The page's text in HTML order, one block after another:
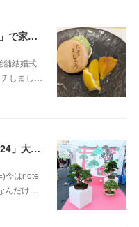
結婚式場 大宮清水園「大宮うちゅう」で家族ランチ☆武蔵一宮氷川神社へ参拝
舗結婚式
しまし…
レポまとめ☆「大宮盆栽ウィーク 2024」大盆栽まつり、おおみや盆栽まつりにいってきた
今はnote
んだけ…